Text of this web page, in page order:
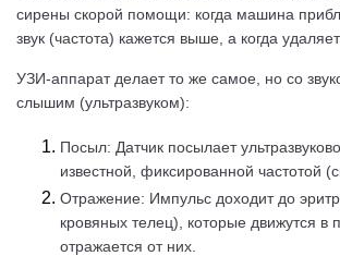
сирены скорой помощи: когда машина
звук (частота) кажется выше, а когда
УЗИ-аппарат делает то же самое, но со
слышим (ультразвуком):
Посыл: Датчик посылает
известной, фиксированной частотой
Отражение: Импульс доходит до
кровяных телец), которые движутся в
отражается от них.